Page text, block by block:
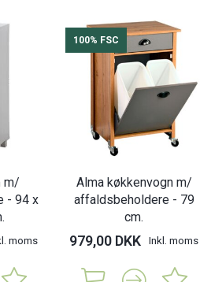
m/
- 94 x
moms
100% FSC
Alma køkkenvogn m/
affaldsbeholdere - 79
cm.
979,00 DKK Inkl. moms